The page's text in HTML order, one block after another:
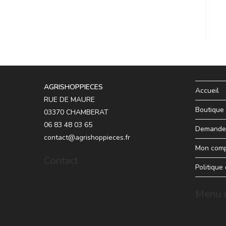
AGRISHOPPIECES
RUE DE MAURE
03370 CHAMBERAT
06 83 48 03 65
contact@agrishoppieces.fr
Accueil
Boutique
Mon
Politique